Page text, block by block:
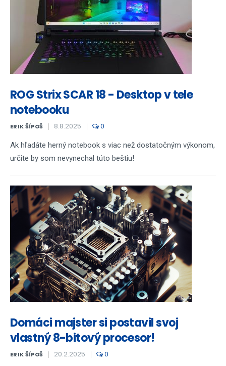
ROG Strix SCAR 18 - Desktop v tele
notebooku
ERIK ŠÍPOŠ 8.8.2025 0
Ak hľadáte herný notebook s viac než dostatočným výkonom,
určite by som nevynechal túto beštiu!
Domáci majster si postavil svoj
vlastný 8-bitový procesor!
ERIK ŠÍPOŠ 20.2.2025 0